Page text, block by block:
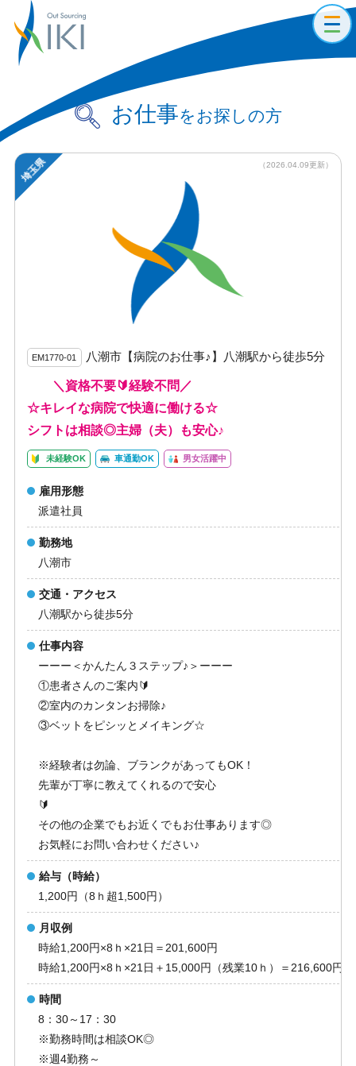
お仕事をお探しの方
EM1770-01 八潮市【病院のお仕事♪】八潮駅から徒歩5分
＼資格不要🔰経験不問／
☆キレイな病院で快適に働ける☆
シフトは相談◎主婦（夫）も安心♪
未経験OK 車通勤OK 男女活躍中
雇用形態
派遣社員
勤務地
八潮市
交通・アクセス
八潮駅から徒歩5分
仕事内容
ーーー＜かんたん３ステップ♪＞ーーー
①患者さんのご案内🔰
②室内のカンタンお掃除♪
③ベットをピシッとメイキング☆
※経験者は勿論、ブランクがあってもOK！
先輩が丁寧に教えてくれるので安心
その他の企業でもお近くでもお仕事あります◎
お気軽にお問い合わせください♪
給与（時給）
1,200円（8ｈ超1,500円）
月収例
時給1,200円×8ｈ×21日＝201,600円
時給1,200円×8ｈ×21日＋15,000円（残業10ｈ）＝216,600円
時間
8：30～17：30
※勤務時間は相談OK◎
※週4勤務～
（2026.04.09更新）
埼玉県